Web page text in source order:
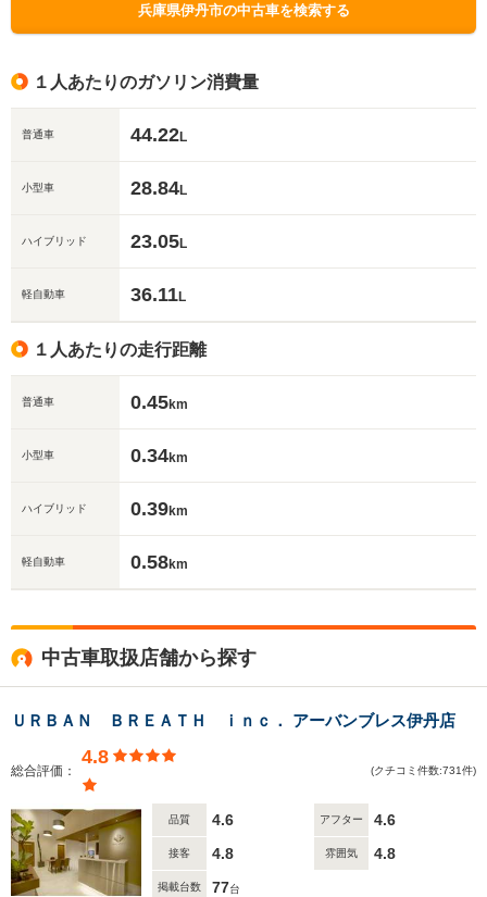
は、「運送事業者への低公害車普及促進補助事業」、「低公害車導入補助
兵庫県伊丹市の中古車を検索する
１人あたりのガソリン消費量
普通車 44.22L
小型車 28.84L
ハイブリッド 23.05L
軽自動車 36.11L
１人あたりの走行距離
普通車 0.45km
小型車 0.34km
ハイブリッド 0.39km
軽自動車 0.58km
中古車取扱店舗から探す
ＵＲＢＡＮ ＢＲＥＡＴＨ ｉｎｃ． アーバンブレス伊丹店
総合評価：
4.8
(クチコミ件数:731件)
品質 4.6 アフター 4.6
接客 4.8 雰囲気 4.8
掲載台数 77台